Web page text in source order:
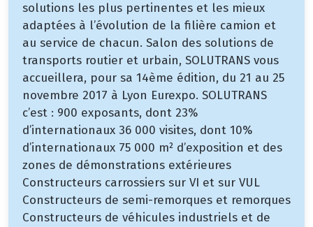
solutions les plus pertinentes et les mieux
adaptées à l’évolution de la filière camion et
au service de chacun. Salon des solutions de
transports routier et urbain, SOLUTRANS vous
accueillera, pour sa 14ème édition, du 21 au 25
novembre 2017 à Lyon Eurexpo. SOLUTRANS
c’est : 900 exposants, dont 23%
d’internationaux 36 000 visites, dont 10%
d’internationaux 75 000 m² d’exposition et des
zones de démonstrations extérieures
Constructeurs carrossiers sur VI et sur VUL
Constructeurs de semi-remorques et remorques
Constructeurs de véhicules industriels et de